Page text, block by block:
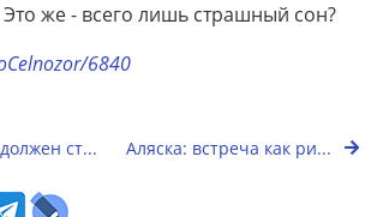
же - всего лишь страшный сон?
6840
ст... Аляска: встреча как ри...